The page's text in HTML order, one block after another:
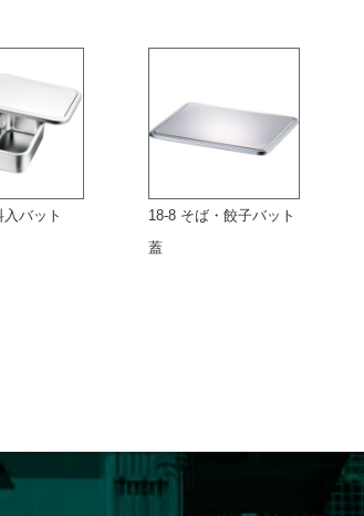
入バット
18-8 そば・餃子バット
蓋